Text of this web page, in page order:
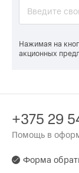
Нажимая на
акционных
+375 29
Помощь в
Форма